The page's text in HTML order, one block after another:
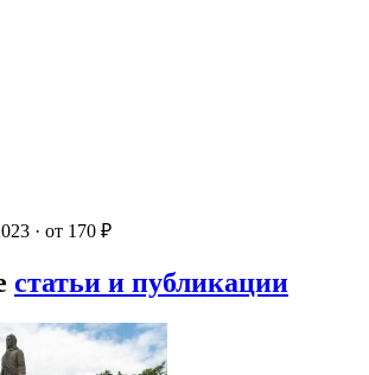
· от 170 ₽
статьи и публикации